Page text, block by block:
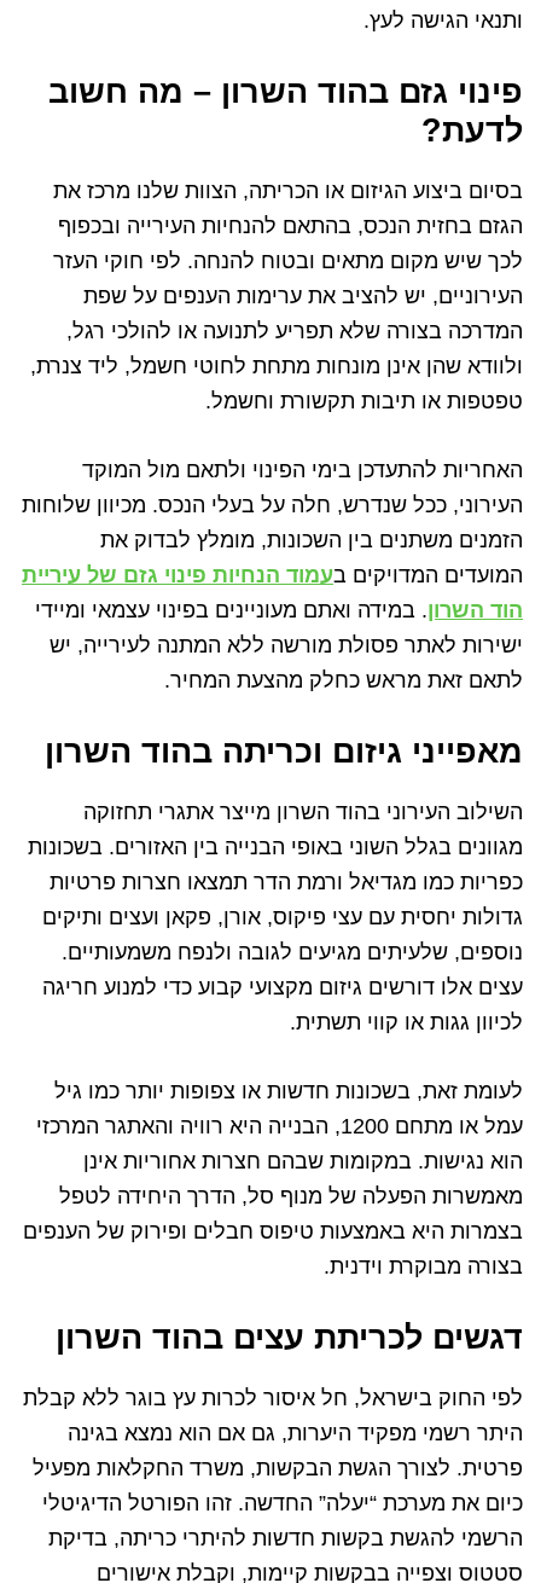
ותנאי הגישה לעץ.
פינוי גזם בהוד השרון – מה חשוב
לדעת?
בסיום ביצוע הגיזום או הכריתה, הצוות שלנו מרכז את
הגזם בחזית הנכס, בהתאם להנחיות העירייה ובכפוף
לכך שיש מקום מתאים ובטוח להנחה. לפי חוקי העזר
העירוניים, יש להציב את ערימות הענפים על שפת
המדרכה בצורה שלא תפריע לתנועה או להולכי רגל,
ולוודא שהן אינן מונחות מתחת לחוטי חשמל, ליד צנרת,
טפטפות או תיבות תקשורת וחשמל.
האחריות להתעדכן בימי הפינוי ולתאם מול המוקד
העירוני, ככל שנדרש, חלה על בעלי הנכס. מכיוון שלוחות
הזמנים משתנים בין השכונות, מומלץ לבדוק את
המועדים המדויקים בעמוד הנחיות פינוי גזם של עיריית
הוד השרון. במידה ואתם מעוניינים בפינוי עצמאי ומיידי
ישירות לאתר פסולת מורשה ללא המתנה לעירייה, יש
לתאם זאת מראש כחלק מהצעת המחיר.
מאפייני גיזום וכריתה בהוד השרון
השילוב העירוני בהוד השרון מייצר אתגרי תחזוקה
מגוונים בגלל השוני באופי הבנייה בין האזורים. בשכונות
כפריות כמו מגדיאל ורמת הדר תמצאו חצרות פרטיות
גדולות יחסית עם עצי פיקוס, אורן, פקאן ועצים ותיקים
נוספים, שלעיתים מגיעים לגובה ולנפח משמעותיים.
עצים אלו דורשים גיזום מקצועי קבוע כדי למנוע חריגה
לכיוון גגות או קווי תשתית.
לעומת זאת, בשכונות חדשות או צפופות יותר כמו גיל
עמל או מתחם 1200, הבנייה היא רוויה והאתגר המרכזי
הוא נגישות. במקומות שבהם חצרות אחוריות אינן
מאמשרות הפעלה של מנוף סל, הדרך היחידה לטפל
בצמרות היא באמצעות טיפוס חבלים ופירוק של הענפים
בצורה מבוקרת וידנית.
דגשים לכריתת עצים בהוד השרון
לפי החוק בישראל, חל איסור לכרות עץ בוגר ללא קבלת
היתר רשמי מפקיד היערות, גם אם הוא נמצא בגינה
פרטית. לצורך הגשת הבקשות, משרד החקלאות מפעיל
כיום את מערכת “יעלה” החדשה. זהו הפורטל הדיגיטלי
הרשמי להגשת בקשות חדשות להיתרי כריתה, בדיקת
סטטוס וצפייה בבקשות קיימות, וקבלת אישורים